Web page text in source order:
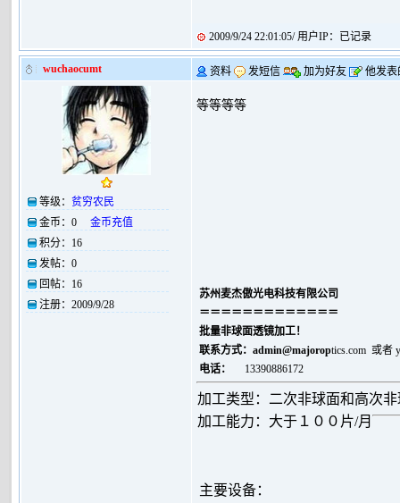
2009/9/24 22:01:05/ 用户IP：已记录
wuchaocumt 资料 发短信 加为好友 他发表
等级： 贫穷农民
金币： 0
金币充值
积分：
16
发帖： 0
回帖：
16
注册： 2009/9/28
等等等等
苏州麦杰傲光电科技有限公司
＝＝＝＝＝＝＝＝＝＝＝＝＝
批量非球面透镜加工！
联系方式： admin@majoroptics.com 或者
电话：
13390886172
加工类型：二次非球面和高次非
加工能力：大于１００片/月
主要设备：